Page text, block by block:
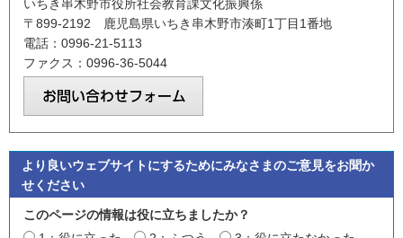
いちき串木野市役所社会教育課文化振興係
〒899-2192 鹿児島県いちき串木野市湊町1丁目1番地
電話：0996-21-5113
ファクス：0996-36-5044
より良いウェブサイトにするためにみなさまのご意見をお聞か
せください
このページの情報は役に立ちましたか？